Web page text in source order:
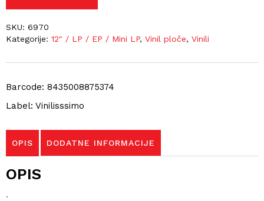
Barcode: 8435008875374
Label: Vinilisssimo
SKU: 6970
Kategorije: 12" / LP / EP / Mini LP, Vinil ploče, Vinili
OPIS DODATNE INFORMACIJE
OPIS
.